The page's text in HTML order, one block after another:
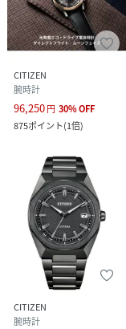
CITIZEN
腕時計
96,250円 30%OFF
875ポイント(1倍)
CITIZEN
腕時計